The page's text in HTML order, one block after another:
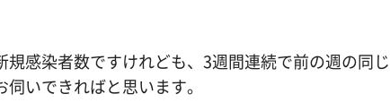
規感染者数ですけれども、3週間連続で前の週の同
いできればと思います。